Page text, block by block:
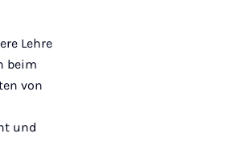
Lehre
beim
von
und